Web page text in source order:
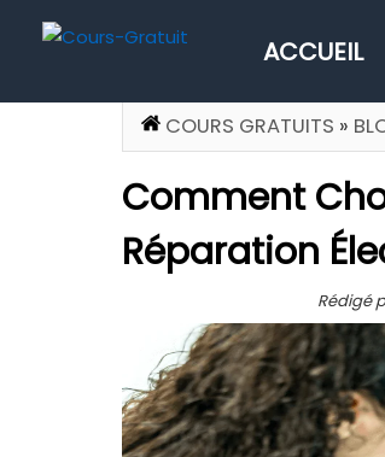
ACCUEIL
COURS GRATUITS »
Comment
Réparation
Rédigé